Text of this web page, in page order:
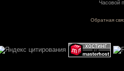
Часовой
Обратная